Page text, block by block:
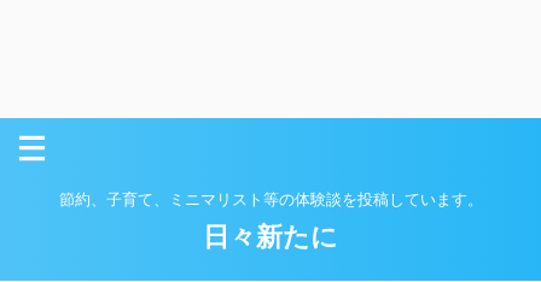
節約、子育て、ミニマリスト等の体験談を投稿しています。
日々新たに